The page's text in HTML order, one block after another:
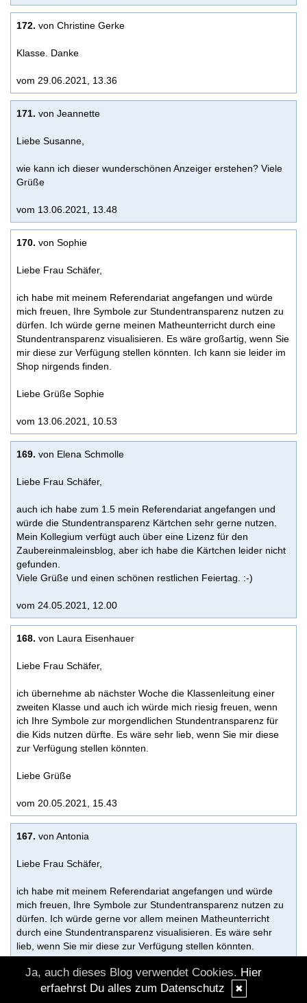
172. von Christine Gerke
Klasse. Danke
vom 29.06.2021, 13.36
171. von Jeannette
Liebe Susanne,
wie kann ich dieser wunderschönen Anzeiger erstehen? Viele
Grüße
vom 13.06.2021, 13.48
170. von Sophie
Liebe Frau Schäfer,
ich habe mit meinem Referendariat angefangen und würde
mich freuen, Ihre Symbole zur Stundentransparenz nutzen zu
dürfen. Ich würde gerne meinen Matheunterricht durch eine
Stundentransparenz visualisieren. Es wäre großartig, wenn Sie
mir diese zur Verfügung stellen könnten. Ich kann sie leider im
Shop nirgends finden.
Liebe Grüße Sophie
vom 13.06.2021, 10.53
169. von Elena Schmolle
Liebe Frau Schäfer,
auch ich habe zum 1.5 mein Referendariat angefangen und
würde die Stundentransparenz Kärtchen sehr gerne nutzen.
Mein Kollegium verfügt auch über eine Lizenz für den
Zaubereinmaleinsblog, aber ich habe die Kärtchen leider nicht
gefunden.
Viele Grüße und einen schönen restlichen Feiertag. :-)
vom 24.05.2021, 12.00
168. von Laura Eisenhauer
Liebe Frau Schäfer,
ich übernehme ab nächster Woche die Klassenleitung einer
zweiten Klasse und auch ich würde mich riesig freuen, wenn
ich Ihre Symbole zur morgendlichen Stundentransparenz für
die Kids nutzen dürfte. Es wäre sehr lieb, wenn Sie mir diese
zur Verfügung stellen könnten.
Liebe Grüße
vom 20.05.2021, 15.43
167. von Antonia
Liebe Frau Schäfer,
ich habe mit meinem Referendariat angefangen und würde
mich freuen, Ihre Symbole zur Stundentransparenz nutzen zu
dürfen. Ich würde gerne vor allem meinen Matheunterricht
durch eine Stundentransparenz visualisieren. Es wäre sehr
lieb, wenn Sie mir diese zur Verfügung stellen könnten.
Liebe Grüße
Antonia
Ja, auch dieses Blog verwendet Cookies. Hier
erfaehrst Du alles zum Datenschutz
✖